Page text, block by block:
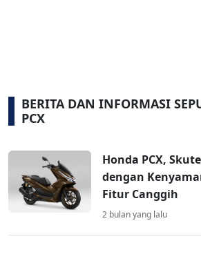
BERITA DAN INFORMASI
PCX
Honda PCX,
dengan
Fitur Canggih
2 bulan yang lalu